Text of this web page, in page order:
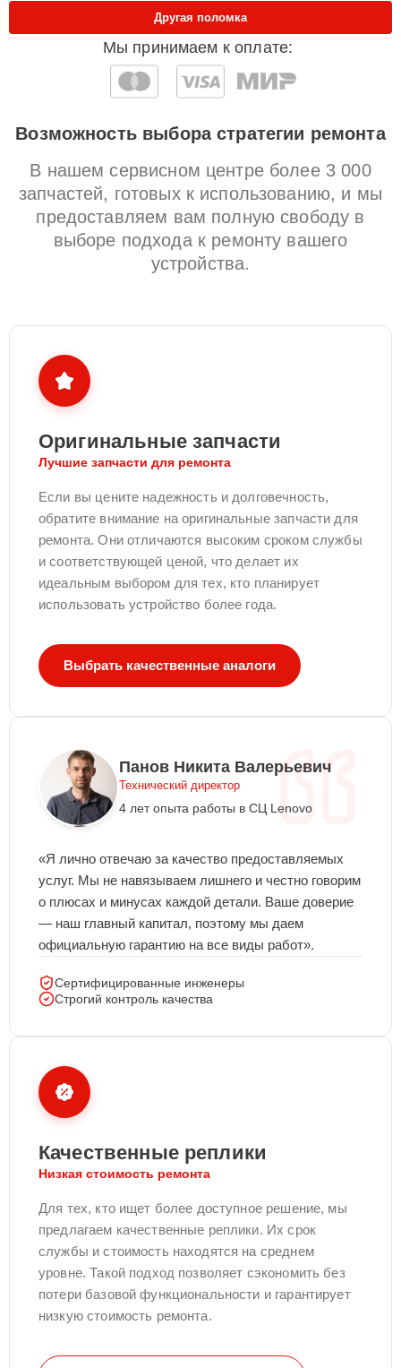
Мы принимаем к оплате:
Другая поломка
Возможность выбора стратегии ремонта
В нашем сервисном центре более 3 000
запчастей, готовых к использованию, и мы
предоставляем вам полную свободу в
выборе подхода к ремонту вашего
устройства.
Оригинальные запчасти
Лучшие запчасти для ремонта
Если вы цените надежность и долговечность,
обратите внимание на оригинальные запчасти для
ремонта. Они отличаются высоким сроком службы
и соответствующей ценой, что делает их
идеальным выбором для тех, кто планирует
использовать устройство более года.
Выбрать качественные аналоги
Панов Никита Валерьевич
Технический директор
4 лет опыта работы в СЦ Lenovo
«Я лично отвечаю за качество предоставляемых
услуг. Мы не навязываем лишнего и честно говорим
о плюсах и минусах каждой детали. Ваше доверие
— наш главный капитал, поэтому мы даем
официальную гарантию на все виды работ».
Сертифицированные инженеры
Строгий контроль качества
Качественные реплики
Низкая стоимость ремонта
Для тех, кто ищет более доступное решение, мы
предлагаем качественные реплики. Их срок
службы и стоимость находятся на среднем
уровне. Такой подход позволяет сэкономить без
потери базовой функциональности и гарантирует
низкую стоимость ремонта.